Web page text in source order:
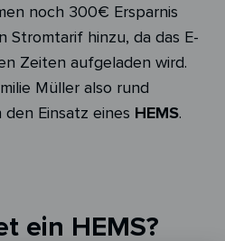
noch 300€ Ersparnis
Stromtarif hinzu, da das E-
Zeiten aufgeladen wird.
Müller also rund
Einsatz eines HEMS.
ein HEMS?